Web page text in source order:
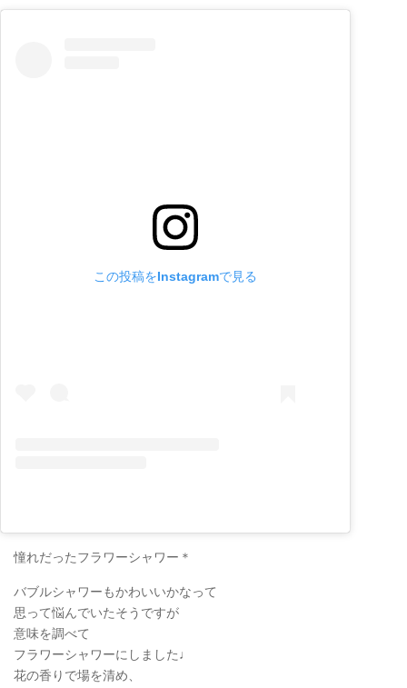
この投稿をInstagramで見る
憧れだったフラワーシャワー＊
バブルシャワーもかわいいかなって
思って悩んでいたそうですが
意味を調べて
フラワーシャワーにしました♩
花の香りで場を清め、